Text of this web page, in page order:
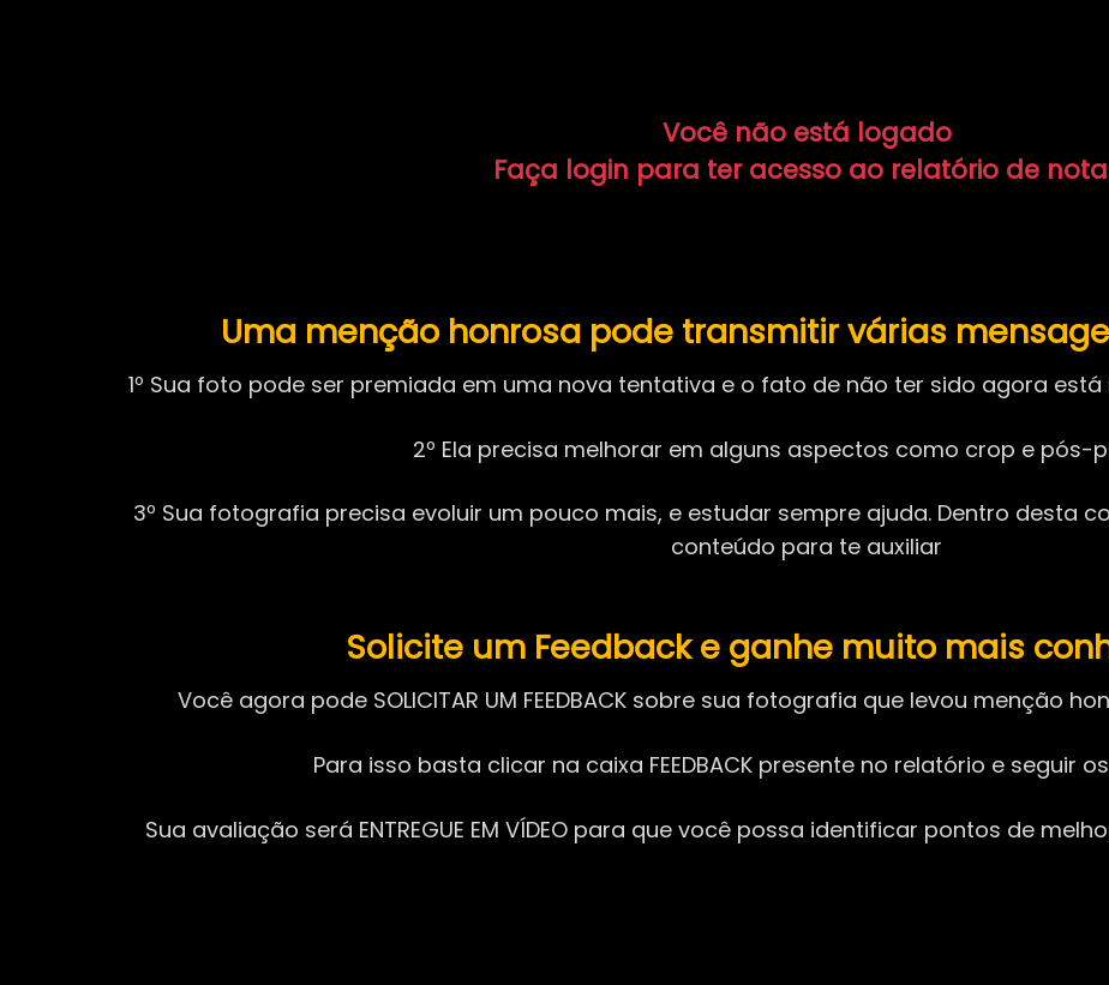
Você não está logado
Faça login para ter acesso ao relatório de
Uma menção honrosa pode transmitir várias
1º Sua foto pode ser premiada em uma nova tentativa e o fato de não ter sido agora
2º Ela precisa melhorar em alguns aspectos como crop e pós-
3º Sua fotografia precisa evoluir um pouco mais, e estudar sempre ajuda. Dentro desta
conteúdo para te auxiliar
Solicite um Feedback e ganhe muito mais
Você agora pode SOLICITAR UM FEEDBACK sobre sua fotografia que levou menção
Para isso basta clicar na caixa FEEDBACK presente no relatório e seguir
Sua avaliação será ENTREGUE EM VÍDEO para que você possa identificar pontos de